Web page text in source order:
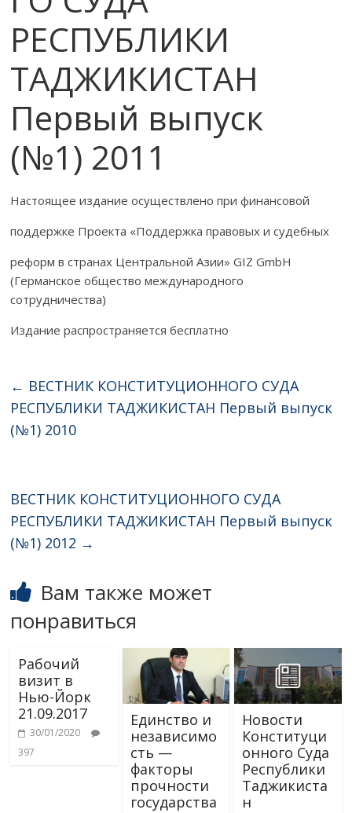
РЕСПУБЛИКИ
ТАДЖИКИСТАН
Первый выпуск
(№1) 2011
Настоящее издание осуществлено при финансовой
поддержке Проекта «Поддержка правовых и судебных
реформ в странах Центральной Азии» GIZ GmbH
(Германское общество международного
сотрудничества)
Издание распространяется бесплатно
← ВЕСТНИК КОНСТИТУЦИОННОГО СУДА
РЕСПУБЛИКИ ТАДЖИКИСТАН Первый выпуск
(№1) 2010
ВЕСТНИК КОНСТИТУЦИОННОГО СУДА
РЕСПУБЛИКИ ТАДЖИКИСТАН Первый выпуск
(№1) 2012 →
Вам также может
понравиться
Рабочий
визит в
Нью-Йорк
21.09.2017
30/01/2020
397
Единство и
независимо
сть —
факторы
прочности
государства
Новости
Конституци
онного Суда
Республики
Таджикиста
н